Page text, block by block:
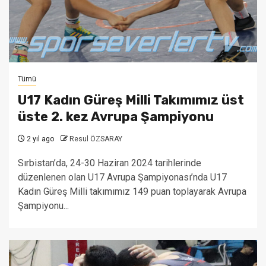
Tümü
U17 Kadın Güreş Milli Takımımız üst
üste 2. kez Avrupa Şampiyonu
2 yıl ago Resul ÖZSARAY
Sırbistan’da, 24-30 Haziran 2024 tarihlerinde
düzenlenen olan U17 Avrupa Şampiyonası’nda U17
Kadın Güreş Milli takımımız 149 puan toplayarak Avrupa
Şampiyonu...